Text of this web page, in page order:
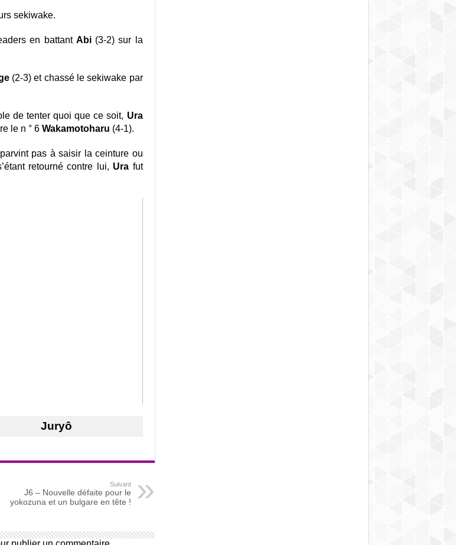
sekiwake.
en battant Abi(3-2) sur la
(2-3) et chassé le sekiwake par
de tenter quoi que ce soit, Ura
le n ° 6 Wakamotoharu (4-1).
pas à saisir la ceinture ou
retourné contre lui, Ura fut
Juryô
Suivant
J6 – Nouvelle défaite pour le
yokozuna et un bulgare en tête !